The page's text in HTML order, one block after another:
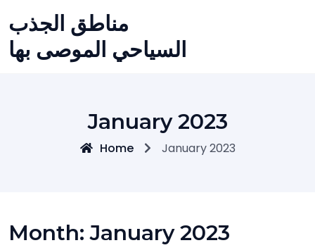
to
content
مناطق الجذب
السياحي الموصى بها
January 2023
Home January 2023
Month:January 2023